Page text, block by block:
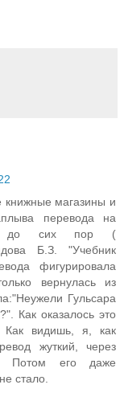
книжные магазины и
перевода на
до сих пор (
Б.З. "Учебник
фигурировала
вернулась из
Гульсара
Как оказалось это
Как видишь, я, как
жуткий, через
Потом его даже
стало.